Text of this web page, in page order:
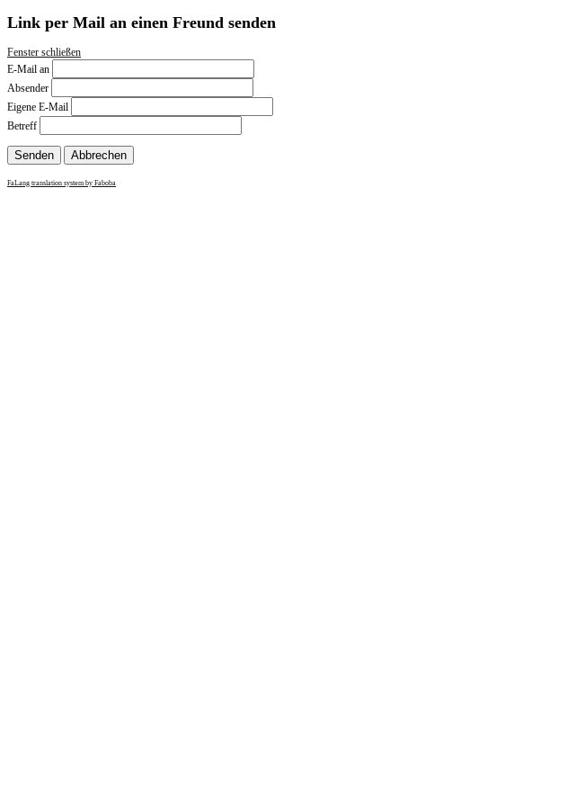
Link per Mail an einen Freund senden
Fenster schließen
E-Mail an
Absender
Eigene E-Mail
Betreff
Senden Abbrechen
FaLang translation system by Faboba